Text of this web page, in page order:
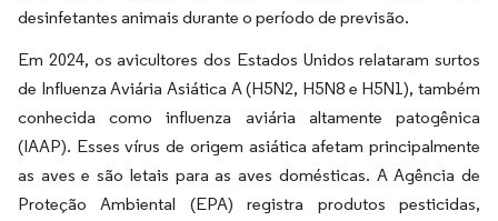
desinfetantes animais durante o período de previsão.
Em 2024, os avicultores dos Estados Unidos relataram surtos
de Influenza Aviária Asiática A (H5N2, H5N8 e H5N1), também
conhecida como influenza aviária altamente patogênica
(IAAP). Esses vírus de origem asiática afetam principalmente
as aves e são letais para as aves domésticas. A Agência de
Proteção Ambiental (EPA) registra produtos pesticidas,